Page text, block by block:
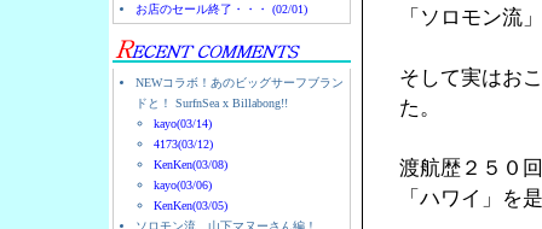
お店のセール終了・・・ (02/01)
NEWコラボ！あのビッグサーフブラン
ドと！ SurfnSea x Billabong!!
kayo(03/14)
4173(03/12)
KenKen(03/08)
kayo(03/06)
KenKen(03/05)
ソロモン流 山下マヌーさん編！
「ソロモン流
そして実はお
た。
渡航歴２５０
「ハワイ」を